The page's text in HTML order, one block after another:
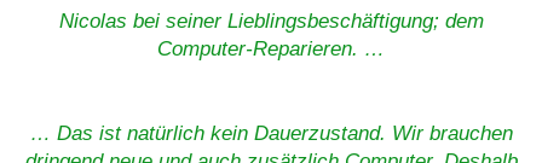
Nicolas bei seiner Lieblingsbeschäftigung; dem
Computer-Reparieren. …
… Das ist natürlich kein Dauerzustand. Wir brauchen